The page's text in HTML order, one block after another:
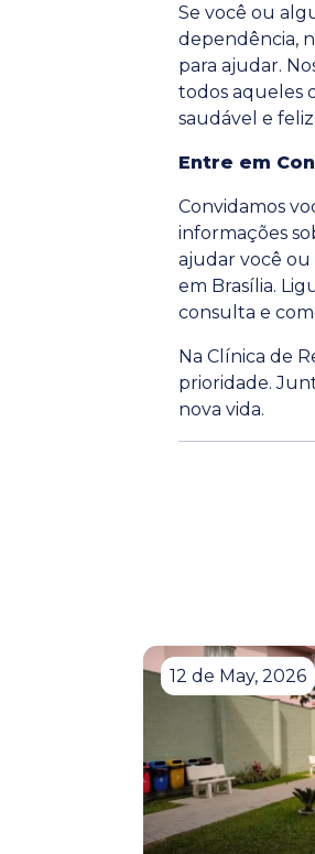
Se você ou
dependência,
para ajudar.
todos aqueles
saudável e feliz.
Entre em
Convidamos
informações
ajudar você ou
em Brasília.
consulta e
Na Clínica de
prioridade.
nova vida.
12 de May, 2026